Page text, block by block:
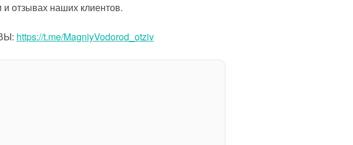
отзывах наших клиентов.
https://t.me/MagniyVodorod_otziv